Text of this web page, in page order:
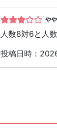
や
人数8対6と人
投稿日時：